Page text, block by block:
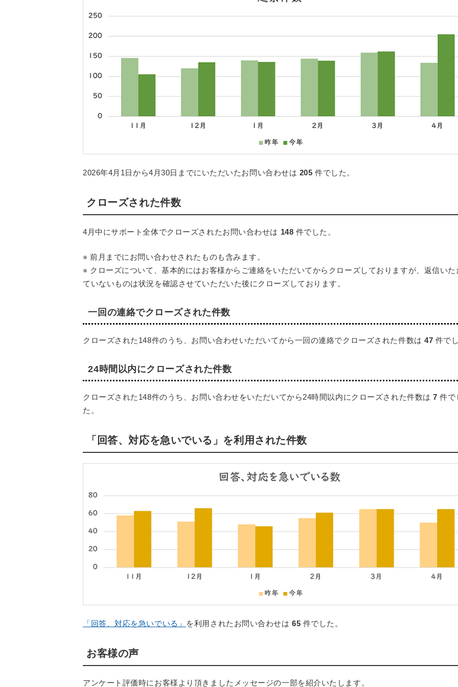
2026年4月1日から4月30日までにいただいたお問い合わせは 205 件でした。
クローズされた件数
4月中にサポート全体でクローズされたお問い合わせは 148 件でした。
※ 前月までにお問い合わせされたものも含みます。
※ クローズについて、基本的にはお客様からご連絡をいただいてからクローズしておりますが、返信いた
ていないものは状況を確認させていただいた後にクローズしております。
一回の連絡でクローズされた件数
クローズされた148件のうち、お問い合わせいただいてから一回の連絡でクローズされた件数は47 件で
24時間以内にクローズされた件数
クローズされた148件のうち、お問い合わせをいただいてから24時間以内にクローズされた件数は7 件で
た。
「回答、対応を急いでいる」を利用された件数
「回答、対応を急いでいる」 を利用されたお問い合わせは65 件でした。
お客様の声
アンケート評価時にお客様より頂きましたメッセージの一部を紹介いたします。